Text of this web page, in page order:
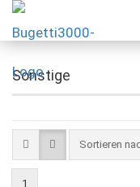
Sonstige
Sortieren
Sortieren
1